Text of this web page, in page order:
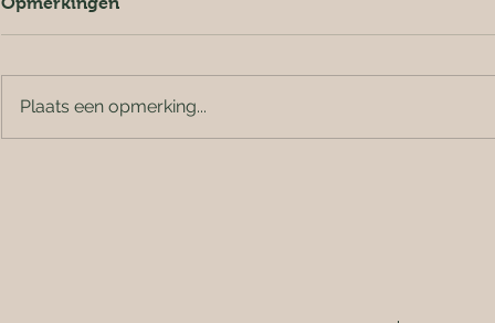
Plaats een opmerking...